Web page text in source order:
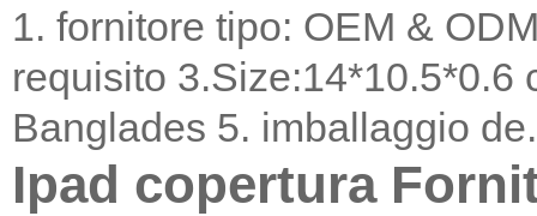
1. fornitore tipo: OEM &
requisito 3.Size:14*10.5*0.6
Banglades 5. imballaggio
Ipad copertura